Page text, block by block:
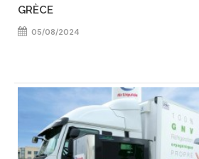
GRÈCE
05/08/2024